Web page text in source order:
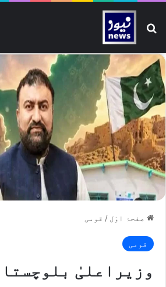
تلاش کیجیے
صفحۂ اوّل / قومی
قومی
وزیراعلیٰ